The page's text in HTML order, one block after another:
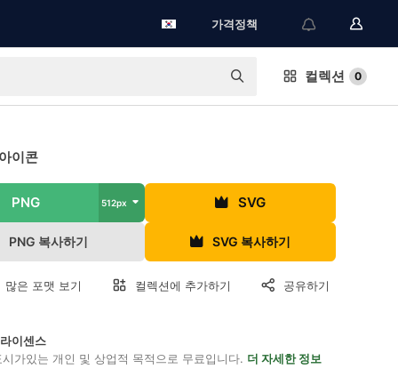
가격정책
컬렉션 0
이콘
PNG 512px SVG
PNG 복사하기 SVG 복사하기
많은 포맷 보기 컬렉션에 추가하기 공유하기
이센스
가있는 개인 및 상업적 목적으로 무료입니다. 더 자세한 정보